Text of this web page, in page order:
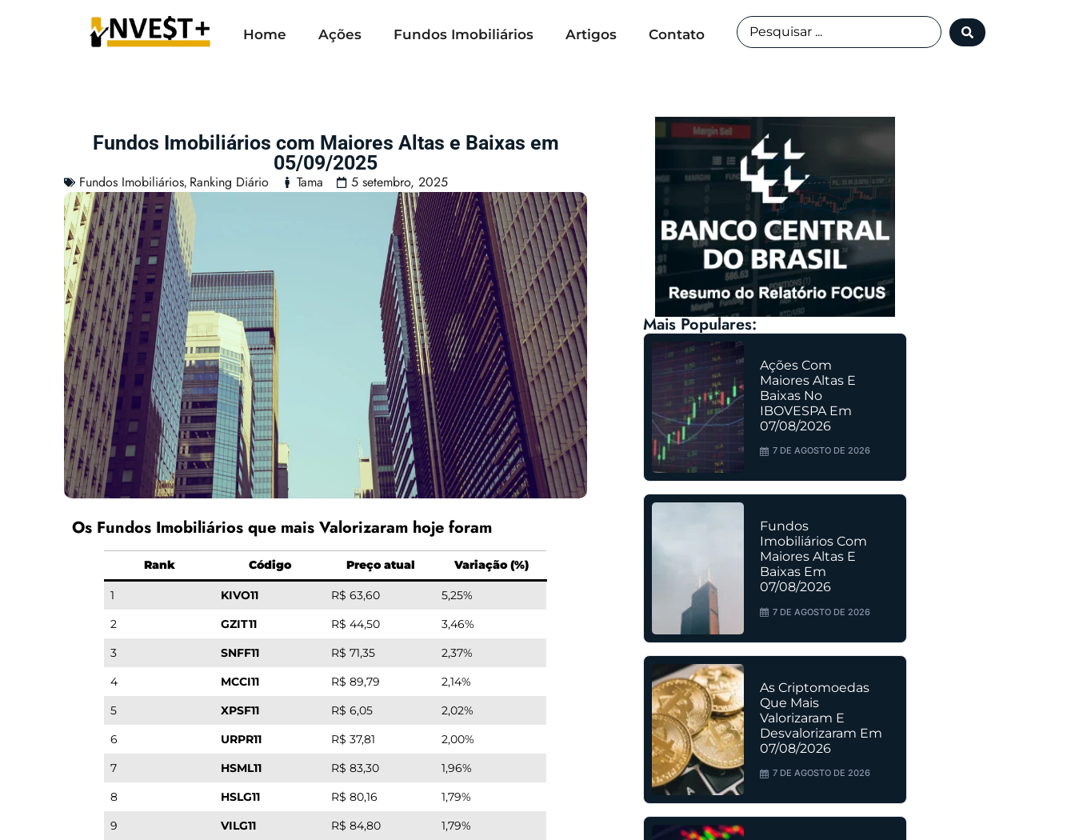
Home Ações Fundos Imobiliários Artigos Contato
Fundos Imobiliários com Maiores Altas e Baixas em
05/09/2025
Fundos Imobiliários, Ranking Diário Tama 5 setembro, 2025
Os Fundos Imobiliários que mais Valorizaram hoje foram
Rank Código Preço atual Variação (%)
1 KIVO11 R$ 63,60
5,25%
2
GZIT11 R$ 44,50
3,46%
3
SNFF11 R$ 71,35
2,37%
4
MCCI11 R$ 89,79
2,14%
5
XPSF11 R$ 6,05
2,02%
6
URPR11 R$ 37,81
2,00%
7
HSML11 R$ 83,30
1,96%
8
HSLG11 R$ 80,16
1,79%
9
VILG11 R$ 84,80
1,79%
Mais Populares:
Ações Com
Maiores Altas E
Baixas No
IBOVESPA Em
07/08/2026
7 DE AGOSTO DE 2026
Fundos
Imobiliários Com
Maiores Altas E
Baixas Em
07/08/2026
7 DE AGOSTO DE 2026
As Criptomoedas
Que Mais
Valorizaram E
Desvalorizaram Em
07/08/2026
7 DE AGOSTO DE 2026